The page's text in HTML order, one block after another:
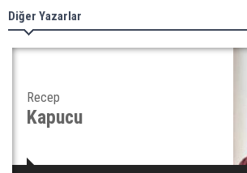
Diğer Yazarlar
Recep
Kapucu